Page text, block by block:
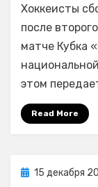
Хоккеисты
после
матче Кубка
этом
Read More
Posted
15 декабря